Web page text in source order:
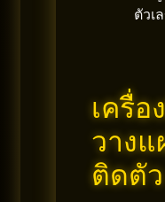
ตัวเ
เครื่อ
วาง
ติดตัว